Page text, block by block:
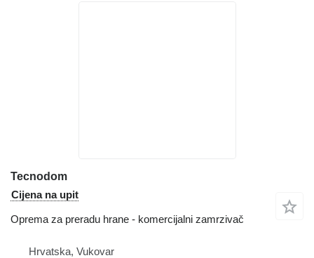
Tecnodom
Cijena na upit
Oprema za preradu hrane - komercijalni zamrzivač
Hrvatska, Vukovar